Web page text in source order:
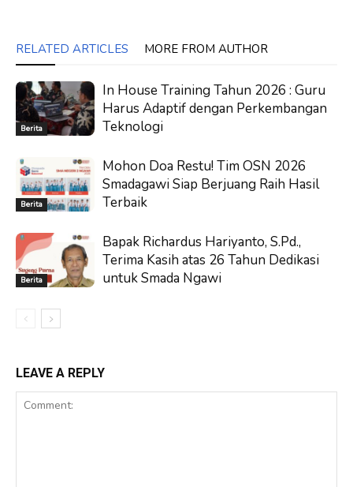
RELATED ARTICLES MORE FROM AUTHOR
Berita
In House Training Tahun 2026 : Guru
Harus Adaptif dengan Perkembangan
Teknologi
Berita
Mohon Doa Restu! Tim OSN 2026
Smadagawi Siap Berjuang Raih Hasil
Terbaik
Berita
Bapak Richardus Hariyanto, S.Pd.,
Terima Kasih atas 26 Tahun Dedikasi
untuk Smada Ngawi
LEAVE A REPLY